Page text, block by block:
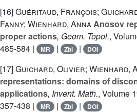
[16]Guéritaud, François;
Fanny; Wienhard, AnnaAnosov
proper actions, Geom. Topol.,
485-584 |
MR | Zbl | DOI
[17]Guichard, Olivier; Wienhard,
representations: domains of
applications, Invent. Math., Volume
357-438 |
MR | Zbl | DOI